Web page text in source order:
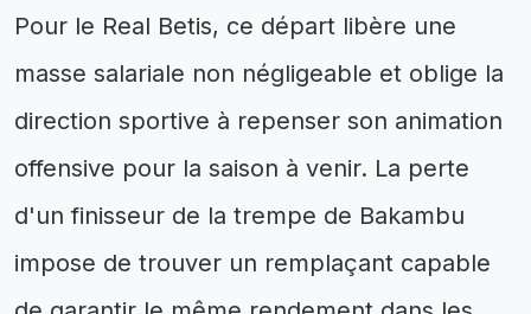
Pour le Real Betis, ce départ libère une
masse salariale non négligeable et oblige la
direction sportive à repenser son animation
offensive pour la saison à venir. La perte
d'un finisseur de la trempe de Bakambu
impose de trouver un remplaçant capable